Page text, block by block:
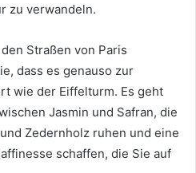
zu verwandeln.
Straßen von Paris
dass es genauso zur
wie der Eiffelturm. Es geht
Jasmin und Safran, die
Zedernholz ruhen und eine
schaffen, die Sie auf